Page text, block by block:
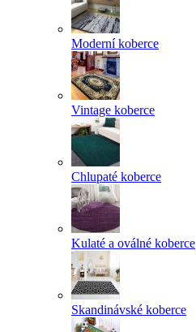
Moderní koberce
Vintage koberce
Chlupaté koberce
Kulaté a oválné koberce
Skandinávské koberce